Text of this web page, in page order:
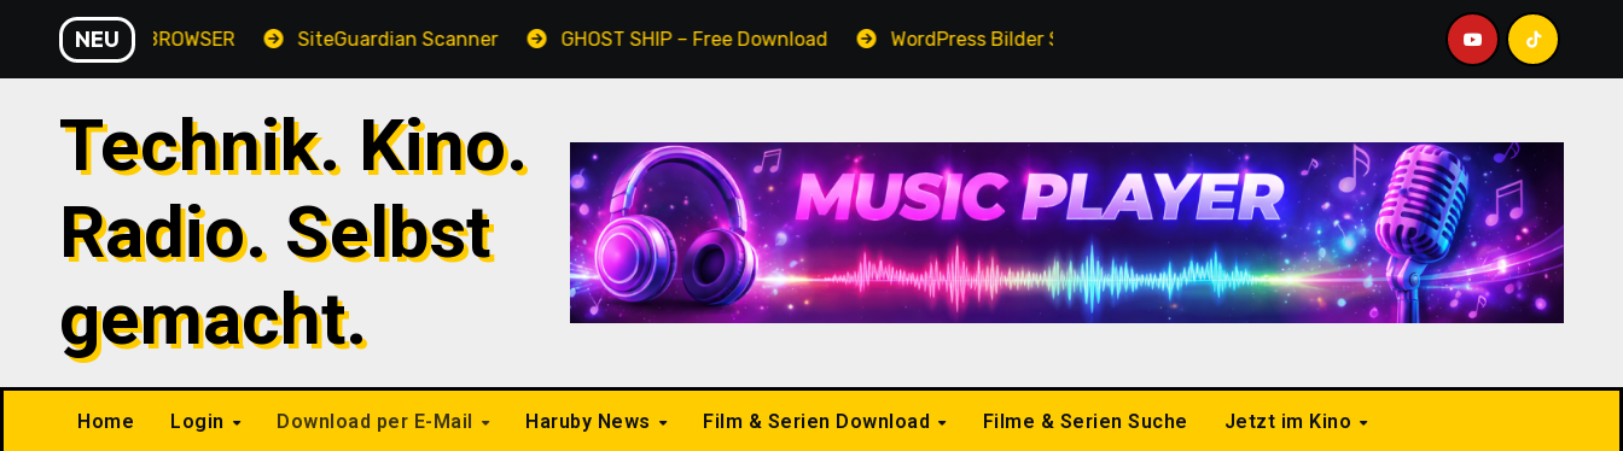
Inhalten
springen
NEU
BROWSER SiteGuardian Scanner GHOST SHIP – Free Download WordPress Bilder Slider HARUBY WEB-
Technik. Kino.
Radio. Selbst
gemacht.
Home Login Download per E-Mail Haruby News Film & Serien Download Filme & Serien Suche Jetzt im Kino